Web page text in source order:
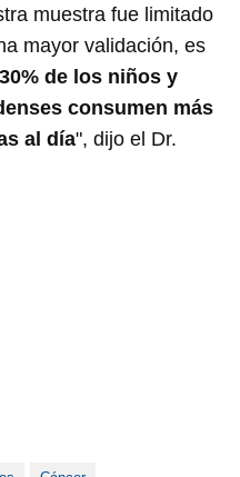
muestra fue limitado
mayor validación, es
de los niños y
consumen más
al día", dijo el Dr.